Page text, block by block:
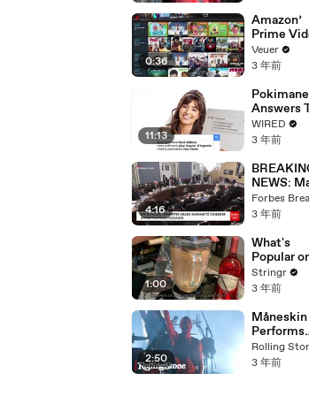
0:36
Amazon’
Prime
Will Show
Year
Veuer
3 年前
11:13
Pokimane
Answers
Web's
Searched
WIRED
3 年前
4:16
NEWS:
Gaetz
House
'I'm Not
To Vote
Continuing
Resolution'
3 年前
1:00
What's
Popular
Uber Eats?
Stringr
3 年前
2:50
Måneskin
Performs
"HONEY"
MSG
Rolling
3 年前